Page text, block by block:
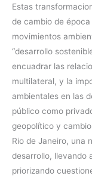
Estas
de cambio de
movimientos
“desarrollo
encuadrar las
multilateral, y la
ambientales en las
público como
geopolítico y
Rio de Janeiro, una
desarrollo, llevando
priorizando